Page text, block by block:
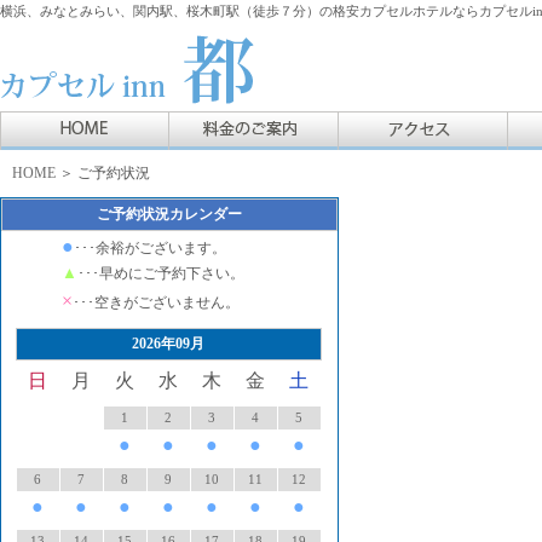
横浜、みなとみらい、関内駅、桜木町駅（徒歩７分）の格安カプセルホテルならカプセル
HOME ＞ ご予約状況
ご予約状況カレンダー
● ･･･余裕がございます。
▲ ･･･早めにご予約下さい。
× ･･･空きがございません。
2026年09月
日 月 火 水 木 金 土
1
●
2
●
3
●
4
●
5
●
6
●
7
●
8
●
9
●
10
●
11
●
12
●